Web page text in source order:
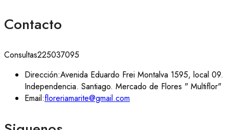
Contacto
Consultas225037095
Dirección:Avenida Eduardo Frei Montalva 1595, local 09.
Independencia. Santiago. Mercado de Flores " Multiflor"
Email:floreriamarite@gmail.com